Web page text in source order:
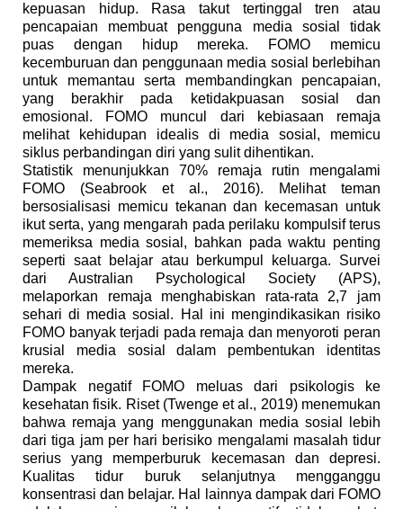
kepuasan hidup. Rasa takut tertinggal tren atau
pencapaian membuat pengguna media sosial tidak
puas dengan hidup mereka. FOMO memicu
kecemburuan dan penggunaan media sosial berlebihan
untuk memantau serta membandingkan pencapaian,
yang berakhir pada ketidakpuasan sosial dan
emosional. FOMO muncul dari kebiasaan remaja
melihat kehidupan idealis di media sosial, memicu
siklus perbandingan diri yang sulit dihentikan.
Statistik menunjukkan 70% remaja rutin mengalami
FOMO (Seabrook et al., 2016). Melihat teman
bersosialisasi memicu tekanan dan kecemasan untuk
ikut serta, yang mengarah pada perilaku kompulsif terus
memeriksa media sosial, bahkan pada waktu penting
seperti saat belajar atau berkumpul keluarga. Survei
dari Australian Psychological Society (APS),
melaporkan remaja menghabiskan rata-rata 2,7 jam
sehari di media sosial. Hal ini mengindikasikan risiko
FOMO banyak terjadi pada remaja dan menyoroti peran
krusial media sosial dalam pembentukan identitas
mereka.
Dampak negatif FOMO meluas dari psikologis ke
kesehatan fisik. Riset (Twenge et al., 2019) menemukan
bahwa remaja yang menggunakan media sosial lebih
dari tiga jam per hari berisiko mengalami masalah tidur
serius yang memperburuk kecemasan dan depresi.
Kualitas tidur buruk selanjutnya mengganggu
konsentrasi dan belajar. Hal lainnya dampak dari FOMO